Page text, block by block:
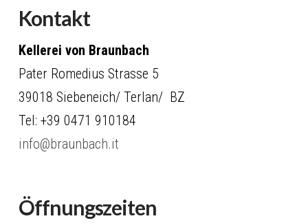
Kontakt
Kellerei von Braunbach
Pater Romedius Strasse 5
39018 Siebeneich/ Terlan/ BZ
Tel: +39 0471 910184
info@braunbach.it
Öffnungszeiten